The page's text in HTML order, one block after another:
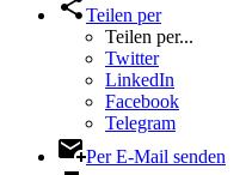
Teilen per
Teilen per...
Twitter
LinkedIn
Facebook
Telegram
Per E-Mail senden